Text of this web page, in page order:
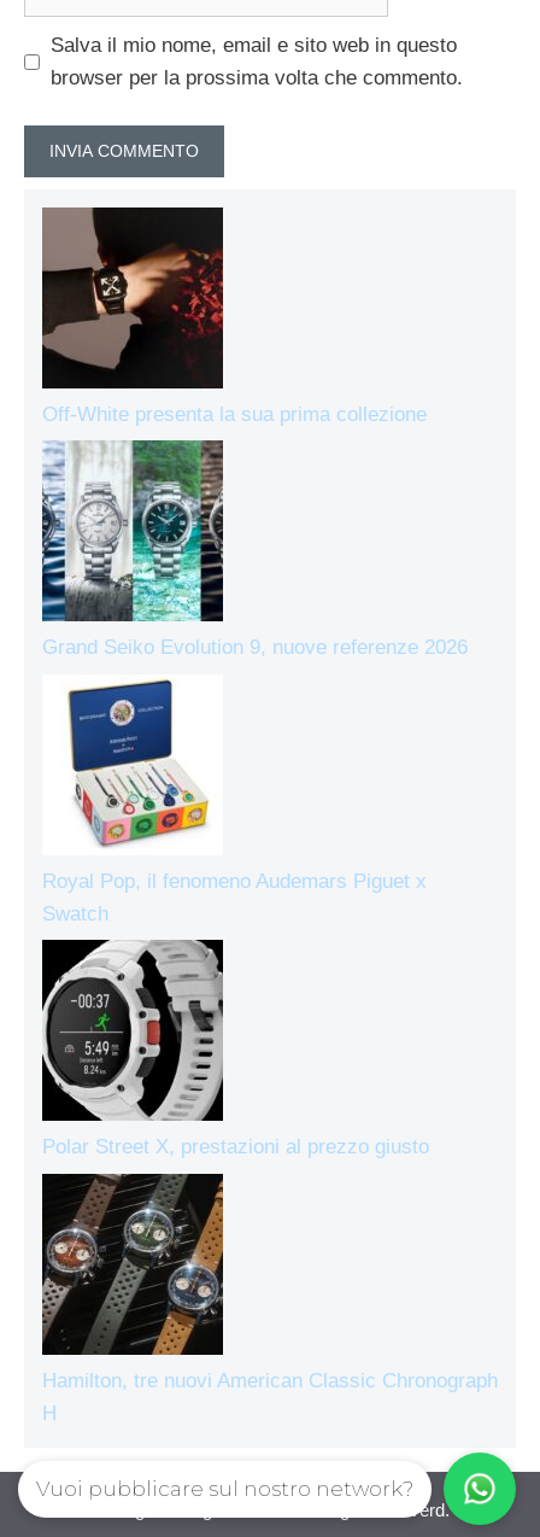
Salva il mio nome, email e sito web in questo
browser per la prossima volta che commento.
Off-White presenta la sua prima collezione
Grand Seiko Evolution 9, nuove referenze 2026
Royal Pop, il fenomeno Audemars Piguet x
Swatch
Polar Street X, prestazioni al prezzo giusto
Hamilton, tre nuovi American Classic Chronograph
H
Orologiecronografi © 2026. All right reserverd.
Vuoi pubblicare sul nostro network?